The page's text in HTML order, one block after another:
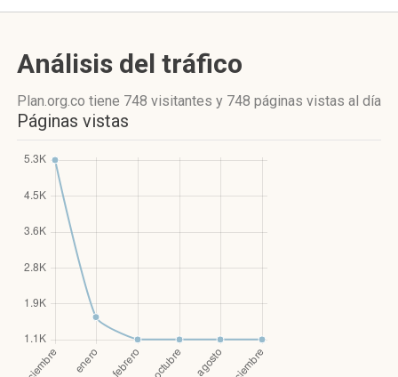
Análisis del tráfico
Plan.org.co tiene 748 visitantes y 748 páginas vistas al día
Páginas vistas